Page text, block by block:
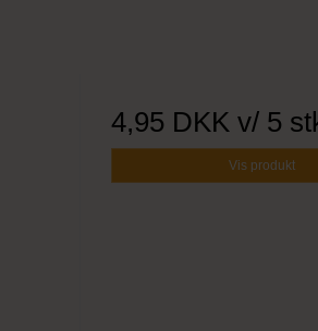
4,95 DKK v/ 5
Vis produkt